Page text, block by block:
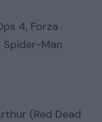
4, Forza
Spider-Man
(Red Dead